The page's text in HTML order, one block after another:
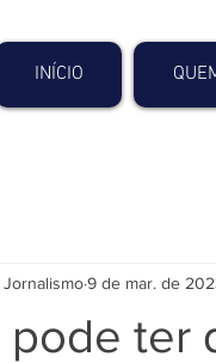
INÍCIO
pode ter
Jornalismo9 de mar. de